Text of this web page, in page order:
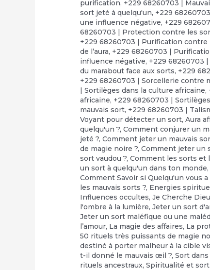
purification, +229 68260703 |
sort jeté à quelqu'un, +229
une influence négative, +229
68260703 | Protection contre les
+229 68260703 | Purification
de l’aura, +229 68260703 |
influence négative, +229 68260703
du marabout face aux sorts, +229
+229 68260703 | Sorcellerie contre
| Sortilèges dans la culture africaine,
africaine, +229 68260703 |
mauvais sort, +229 68260703 |
Voyant pour détecter un sort,Aura
quelqu'un ?,Comment conjurer un
jeté ?,Comment jeter un mauvais
de magie noire ?,Comment jeter un
sort vaudou ?,Comment les sorts
un sort à quelqu'un dans ton monde
Comment Savoir si Quelqu'un vous
les mauvais sorts ?, Energies
Influences occultes,Je Cherche Dieu
l'ombre à la lumière,Jeter un sort
Jeter un sort maléfique ou une
l’amour, ‎La magie des affaires, ‎La
50 rituels très puissants de magie
destiné à porter malheur à la cible
t-il donné le mauvais œil ?,Sort
rituels ancestraux,Spiritualité et